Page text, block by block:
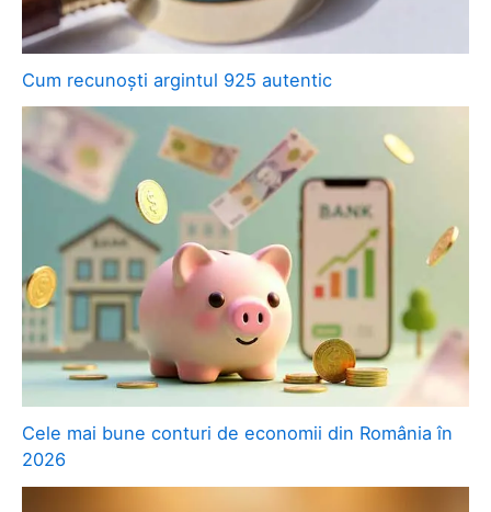
Cum recunoști argintul 925 autentic
Cele mai bune conturi de economii din România în
2026